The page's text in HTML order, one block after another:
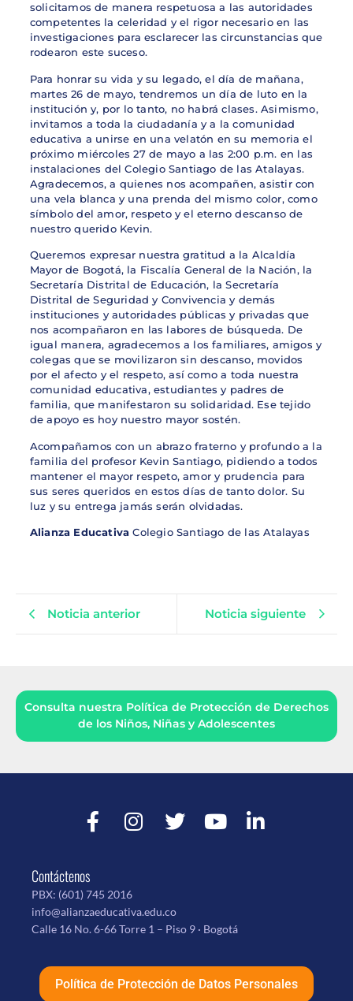
solicitamos de manera respetuosa a las autoridades
competentes la celeridad y el rigor necesario en las
investigaciones para esclarecer las circunstancias que
rodearon este suceso.
Para honrar su vida y su legado, el día de mañana,
martes 26 de mayo, tendremos un día de luto en la
institución y, por lo tanto, no habrá clases. Asimismo,
invitamos a toda la ciudadanía y a la comunidad
educativa a unirse en una velatón en su memoria el
próximo miércoles 27 de mayo a las 2:00 p.m. en las
instalaciones del Colegio Santiago de las Atalayas.
Agradecemos, a quienes nos acompañen, asistir con
una vela blanca y una prenda del mismo color, como
símbolo del amor, respeto y el eterno descanso de
nuestro querido Kevin.
Queremos expresar nuestra gratitud a la Alcaldía
Mayor de Bogotá, la Fiscalía General de la Nación, la
Secretaría Distrital de Educación, la Secretaría
Distrital de Seguridad y Convivencia y demás
instituciones y autoridades públicas y privadas que
nos acompañaron en las labores de búsqueda. De
igual manera, agradecemos a los familiares, amigos y
colegas que se movilizaron sin descanso, movidos
por el afecto y el respeto, así como a toda nuestra
comunidad educativa, estudiantes y padres de
familia, que manifestaron su solidaridad. Ese tejido
de apoyo es hoy nuestro mayor sostén.
Acompañamos con un abrazo fraterno y profundo a la
familia del profesor Kevin Santiago, pidiendo a todos
mantener el mayor respeto, amor y prudencia para
sus seres queridos en estos días de tanto dolor. Su
luz y su entrega jamás serán olvidadas.
Alianza Educativa Colegio Santiago de las Atalayas
Noticia anterior Noticia siguiente
Consulta nuestra Política de Protección de Derechos
de los Niños, Niñas y Adolescentes
Contáctenos
PBX: (601) 745 2016
info@alianzaeducativa.edu.co
Calle 16 No. 6-66 Torre 1 – Piso 9 · Bogotá
Política de Protección de Datos Personales